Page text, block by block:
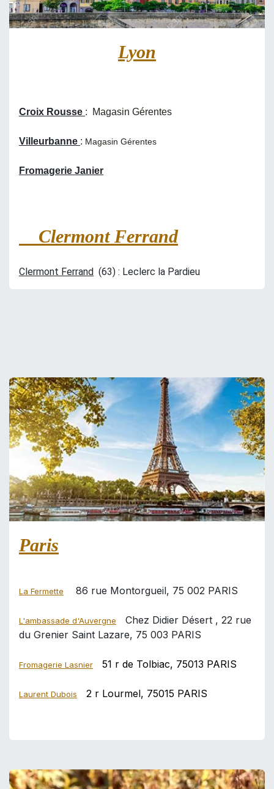
Lyon
Croix Rousse : Magasin Gérentes
Villeurbanne : Magasin Gérentes
Fromagerie Janier
Clermont Ferrand
Clermont Ferrand (63) : Leclerc la Pardieu
Paris
La Fermette 86 rue Montorgueil, 75 002 PARIS
L'ambassade d'Auvergne
Chez Didier Désert , 22 rue
du Grenier Saint Lazare, 75 003 PARIS
Fromagerie Lasnier 51 r de Tolbiac, 75013 PARIS
Laurent Dubois 2 r Lourmel, 75015 PARIS